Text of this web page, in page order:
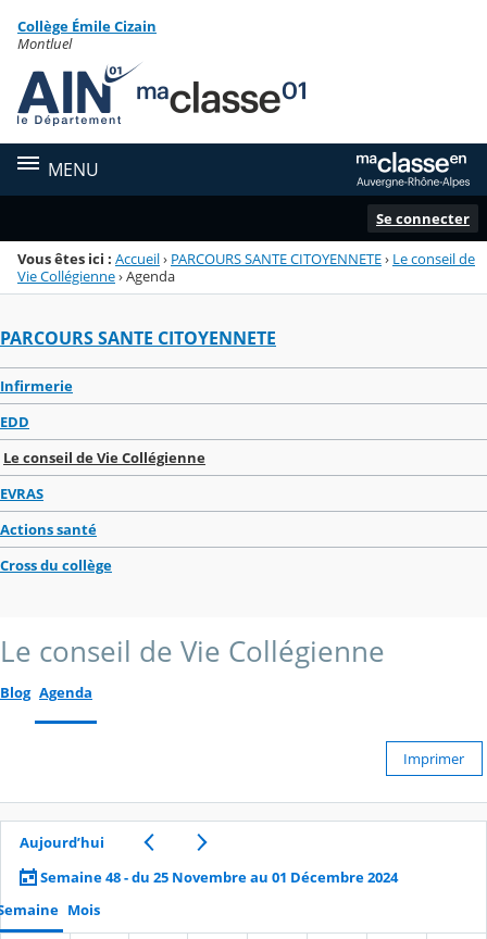
Menu de la rubrique
Contenu
Collège Émile Cizain
Montluel
MENU
Se connecter
Vous êtes ici : Accueil› PARCOURS SANTE CITOYENNETE› Le conseil de
Vie Collégienne›Agenda
PARCOURS SANTE CITOYENNETE
Infirmerie
EDD
Le conseil de Vie Collégienne
EVRAS
Actions santé
Cross du collège
Le conseil de Vie Collégienne
Blog Agenda
Imprimer
Aujourd’hui
Semaine 48 - du 25 Novembre au 01 Décembre 2024
Mois